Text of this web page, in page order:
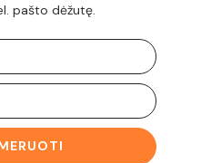
pašto dėžutę.